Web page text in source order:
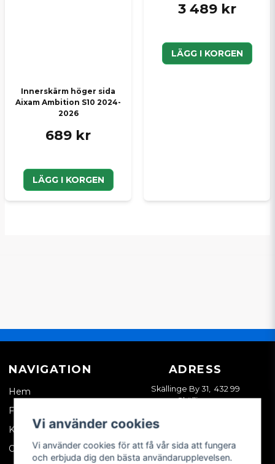
Innerskärm höger sida
Aixam Ambition S10 2024-
2026
689 kr
LÄGG I KORGEN
3 489 kr
LÄGG I KORGEN
NAVIGATION
Hem
Företagskund
Kontakta oss
Om oss
ADRESS
Skällinge By 31, 432 99
Skällinge
Vi använder cookies
Vi använder cookies för att få vår sida att fungera
och erbjuda dig den bästa användarupplevelsen.